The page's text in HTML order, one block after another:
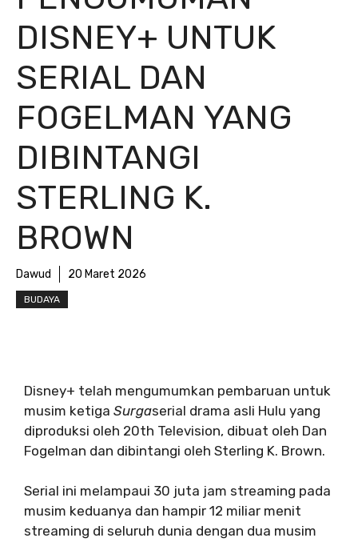
DISNEY+ UNTUK
SERIAL DAN
FOGELMAN YANG
DIBINTANGI
STERLING K.
BROWN
Dawud 20 Maret 2026
BUDAYA
Disney+ telah mengumumkan pembaruan untuk
musim ketiga Surgaserial drama asli Hulu yang
diproduksi oleh 20th Television, dibuat oleh Dan
Fogelman dan dibintangi oleh Sterling K. Brown.
Serial ini melampaui 30 juta jam streaming pada
musim keduanya dan hampir 12 miliar menit
streaming di seluruh dunia dengan dua musim